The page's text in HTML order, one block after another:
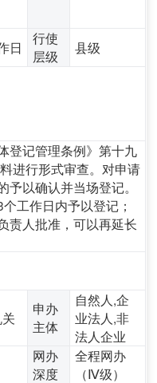
日
行使
层级
县级
登记管理条例》第十九
进行形式审查。对申请
以确认并当场登记。
工作日内予以登记；
责人批准，可以再延长
申办
主体
自然人,企
业法人,非
法人企业
网办
深度
全程网办
（Ⅳ级）